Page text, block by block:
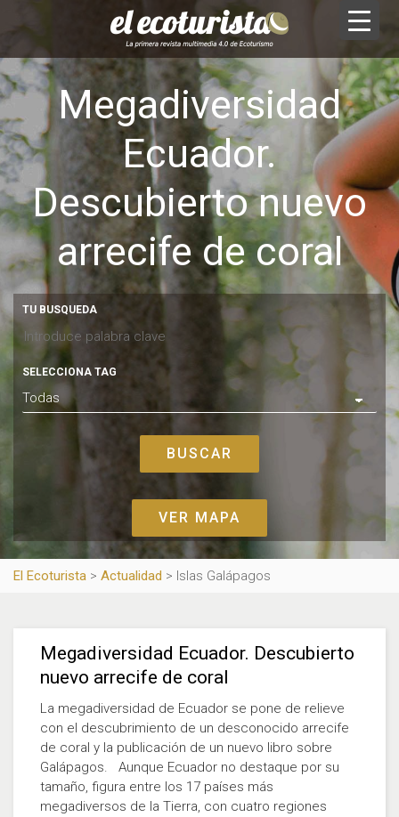
Megadiversidad
Ecuador.
Descubierto nuevo
arrecife de coral
TU BUSQUEDA
SELECCIONA TAG
VER MAPA
El Ecoturista > Actualidad > Islas Galápagos
Megadiversidad Ecuador. Descubierto
nuevo arrecife de coral
La megadiversidad de Ecuador se pone de relieve
con el descubrimiento de un desconocido arrecife
de coral y la publicación de un nuevo libro sobre
Galápagos. Aunque Ecuador no destaque por su
tamaño, figura entre los 17 países más
megadiversos de la Tierra, con cuatro regiones